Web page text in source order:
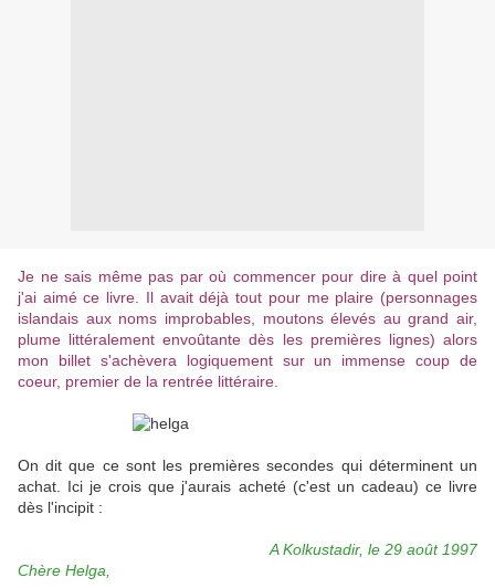
Je ne sais même pas par où commencer pour dire à quel point
j'ai aimé ce livre. Il avait déjà tout pour me plaire (personnages
islandais aux noms improbables, moutons élevés au grand air,
plume littéralement envoûtante dès les premières lignes) alors
mon billet s'achèvera logiquement sur un immense coup de
coeur, premier de la rentrée littéraire.
On dit que ce sont les premières secondes qui déterminent un
achat. Ici je crois que j'aurais acheté (c'est un cadeau) ce livre
dès l'incipit :
A Kolkustadir, le 29 août 1997
Chère Helga,